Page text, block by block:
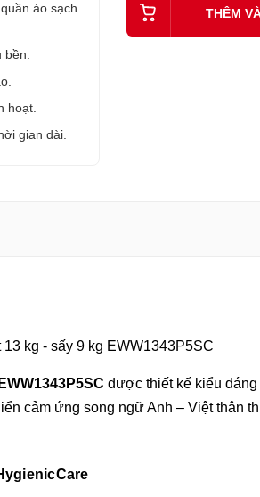
áo sạch
bền.
hoạt.
gian dài.
THÊM
được thiết kế kiểu
cảm ứng song ngữ Anh – Việt thân